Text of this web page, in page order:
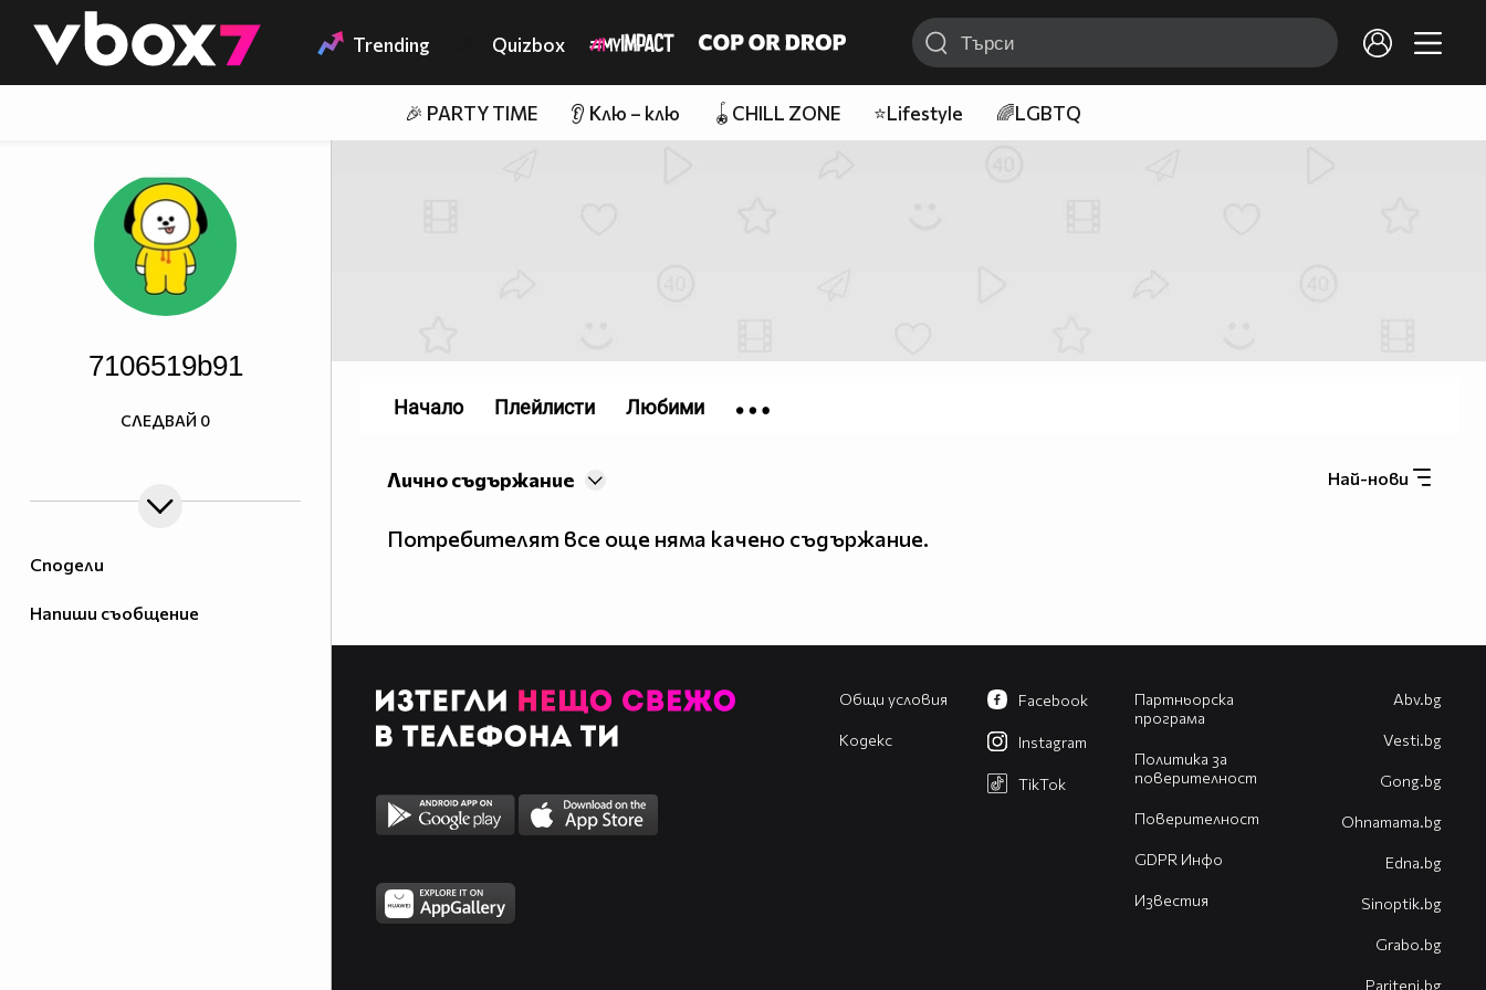
👾 Trending Quizbox
🎉 PARTY TIME 👂 Клю – клю 🪀CHILL ZONE ⭐Lifestyle 🌈LGBTQ
Сподели
Напиши съобщение
7106519b91
СЛЕДВАЙ 0
Най-нови
Лично съдържание
Потребителят все още няма качено съдържание.
Начало Плейлисти Любими
Общи условия
Кодекс
Партньорска
програма
Политика за
поверителност
Поверителност
GDPR Инфо
Известия
Facebook
Instagram
TikTok
Abv.bg
Vesti.bg
Gong.bg
Оhnamama.bg
Edna.bg
Sinoptik.bg
Grabo.bg
Pariteni.bg